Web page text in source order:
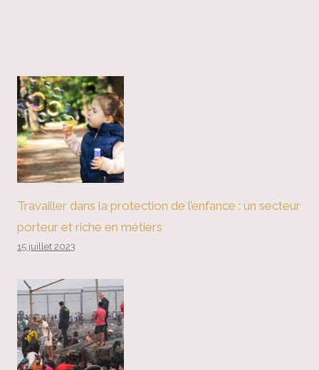
Travailler dans la protection de l’enfance : un secteur
porteur et riche en métiers
15 juillet 2023